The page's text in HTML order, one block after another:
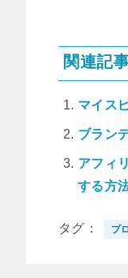
関連記
マイス
ブラン
アフィ
する方
タグ プ